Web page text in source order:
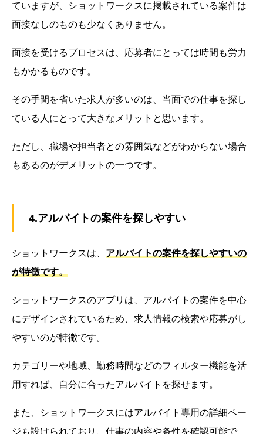
ていますが、ショットワークスに掲載されている案件は
面接なしのものも少なくありません。
面接を受けるプロセスは、応募者にとっては時間も労力
もかかるものです。
その手間を省いた求人が多いのは、当面での仕事を探し
ている人にとって大きなメリットと思います。
ただし、職場や担当者との雰囲気などがわからない場合
もあるのがデメリットの一つです。
4.アルバイトの案件を探しやすい
ショットワークスは、 アルバイトの案件を探しやすいの
が特徴です。
ショットワークスのアプリは、アルバイトの案件を中心
にデザインされているため、求人情報の検索や応募がし
やすいのが特徴です。
カテゴリーや地域、勤務時間などのフィルター機能を活
用すれば、自分に合ったアルバイトを探せます。
また、ショットワークスにはアルバイト専用の詳細ペー
ジも設けられており、仕事の内容や条件を確認可能で